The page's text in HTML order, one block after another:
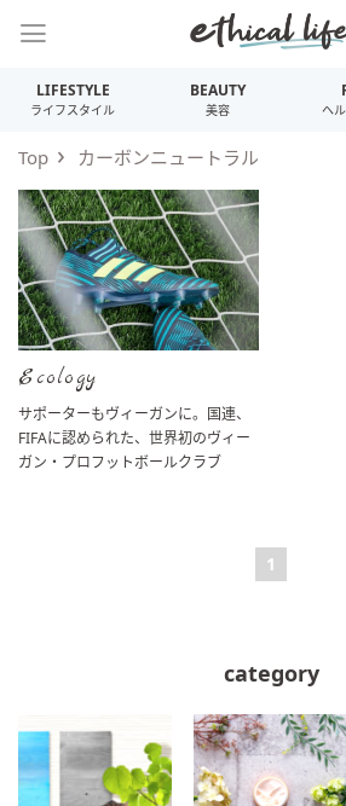
LIFESTYLE
ライフスタイル
BEAUTY
美容 ヘ
Top カーボンニュートラル
Ecology
サポーターもヴィーガンに。国連、
FIFAに認められた、世界初のヴィー
ガン・プロフットボールクラブ
1
category